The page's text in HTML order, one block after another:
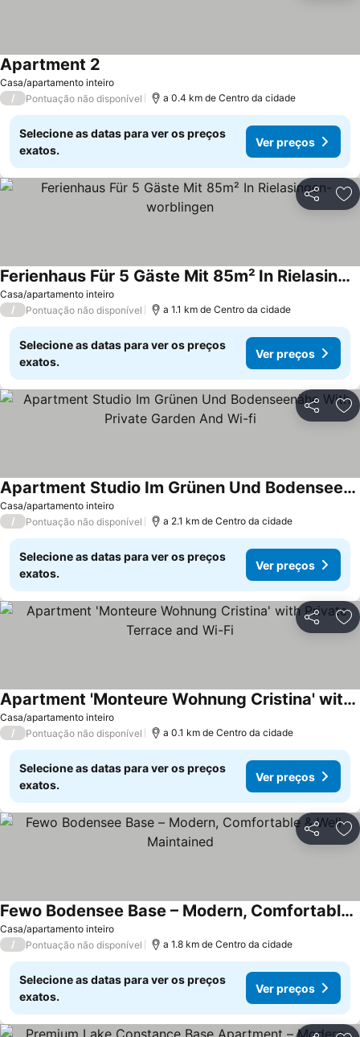
Casa/apartamento inteiro
Apartment 2
/ Pontuação não disponível a 0.4 km de Centro da cidade
Selecione as datas para ver os preços
exatos.
Ver preços
Partilhar
Casa/apartamento inteiro
Ferienhaus Für 5 Gäste Mit 85m² In Rielasingen-worblingen
/ Pontuação não disponível a 1.1 km de Centro da cidade
Selecione as datas para ver os preços
exatos.
Ver preços
Partilhar
Casa/apartamento inteiro
Apartment Studio Im Grünen Und Bodenseenähe With Private Garden And Wi-fi
/ Pontuação não disponível a 2.1 km de Centro da cidade
Selecione as datas para ver os preços
exatos.
Ver preços
Partilhar
Casa/apartamento inteiro
Apartment 'Monteure Wohnung Cristina' with Private Terrace and Wi-Fi
/ Pontuação não disponível a 0.1 km de Centro da cidade
Selecione as datas para ver os preços
exatos.
Ver preços
Partilhar
Casa/apartamento inteiro
Fewo Bodensee Base – Modern, Comfortable & Well-Maintained
/ Pontuação não disponível a 1.8 km de Centro da cidade
Selecione as datas para ver os preços
exatos.
Ver preços